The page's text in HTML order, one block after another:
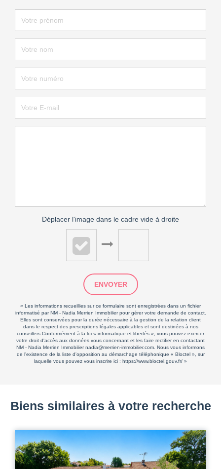
Déplacer l'image dans le cadre vide à droite
ENVOYER
« Les informations recueillies sur ce formulaire sont enregistrées dans un fichier
informatisé par NM - Nadia Merrien Immobilier pour gérer votre demande de contact.
Elles sont conservées pour la durée nécessaire à la gestion de la relation client
dans le respect des prescriptions légales applicables et sont destinées à nos
conseillers Conformément à la loi « informatique et libertés », vous pouvez exercer
votre droit d'accès aux données vous concernant et les faire rectifier en contactant
NM - Nadia Merrien Immobilier nadia@merrien-immobilier.com. Nous vous informons
de l'existence de la liste d'opposition au démarchage téléphonique « Bloctel », sur
laquelle vous pouvez vous inscrire ici : https://www.bloctel.gouv.fr/ »
Biens similaires à votre recherche